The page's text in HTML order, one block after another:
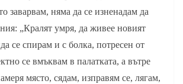
заварвам, няма да се изненадам да
„Кралят умря, да живее новият
се спирам и с болка, потресен от
се вмъквам в палатката, а вътре
място, сядам, изправям се, лягам,